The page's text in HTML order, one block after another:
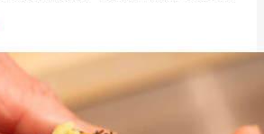
Daruma）』的鯛魚燒 『鯛…